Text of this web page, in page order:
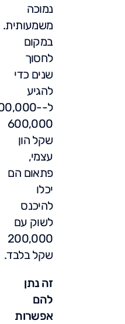
נמוכה
משמעותית.
במקום
לחסוך
שנים כדי
להגיע
ל-
600,000
שקל הון
עצמי,
פתאום הם
יכלו
להיכנס
לשוק עם
200,000
שקל בלבד.
זה נתן
להם
אפשרות